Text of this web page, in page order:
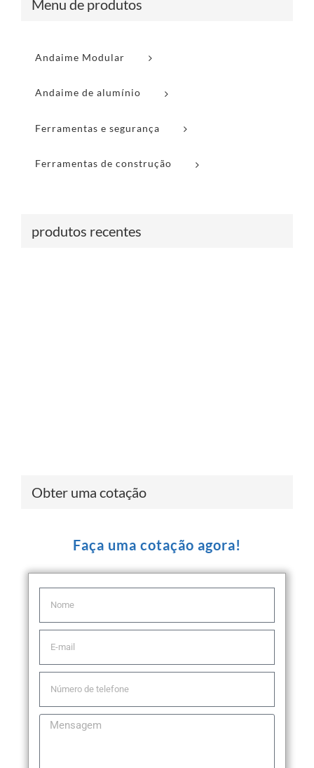
Menu de produtos
Andaime Modular
Andaime de alumínio
Ferramentas e segurança
Ferramentas de construção
produtos recentes
Obter uma cotação
Faça uma cotação agora!